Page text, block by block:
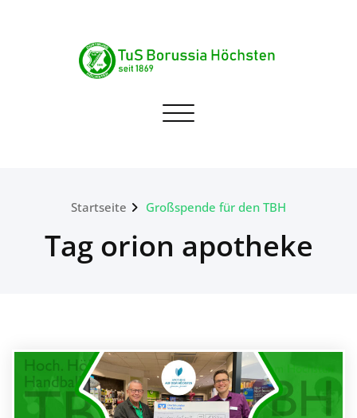
TuS Borussia Höchsten
Navigation umschalten
Startseite Großspende für den TBH
Tag orion apotheke